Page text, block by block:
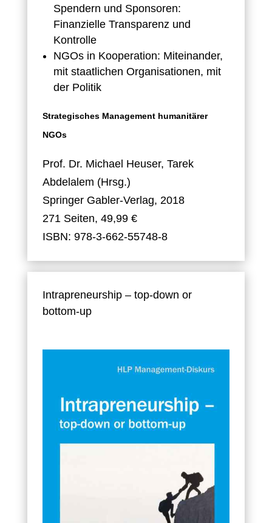
Spendern und Sponsoren:
Finanzielle Transparenz und
Kontrolle
NGOs in Kooperation: Miteinander,
mit staatlichen Organisationen, mit
der Politik
Strategisches Management humanitärer
NGOs
Prof. Dr. Michael Heuser, Tarek
Abdelalem (Hrsg.)
Springer Gabler-Verlag, 2018
271 Seiten, 49,99 €
ISBN: 978-3-662-55748-8
Intrapreneurship – top-down or
bottom-up